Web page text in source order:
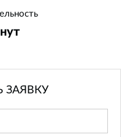
ЗАЯВКУ